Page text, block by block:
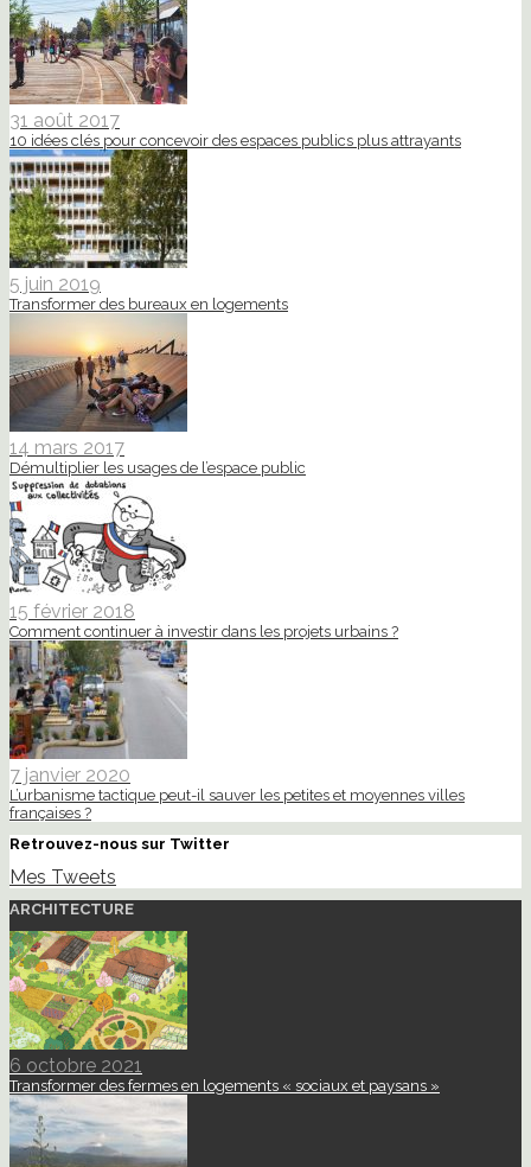
31 août 2017
10 idées clés pour concevoir des espaces publics plus attrayants
5 juin 2019
Transformer des bureaux en logements
14 mars 2017
Démultiplier les usages de l’espace public
15 février 2018
Comment continuer à investir dans les projets urbains ?
7 janvier 2020
L’urbanisme tactique peut-il sauver les petites et moyennes villes
françaises ?
Retrouvez-nous sur Twitter
Mes Tweets
ARCHITECTURE
6 octobre 2021
Transformer des fermes en logements « sociaux et paysans »